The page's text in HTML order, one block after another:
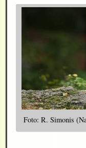
Foto: R. Simonis